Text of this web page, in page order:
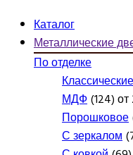
Каталог
Металлические
По отделке
Классические
МДФ(124)
Порошковое
С зеркалом